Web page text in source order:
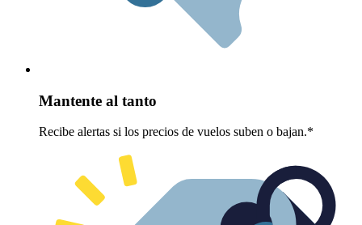
Mantente al tanto
Recibe alertas si los precios de vuelos suben o bajan.*